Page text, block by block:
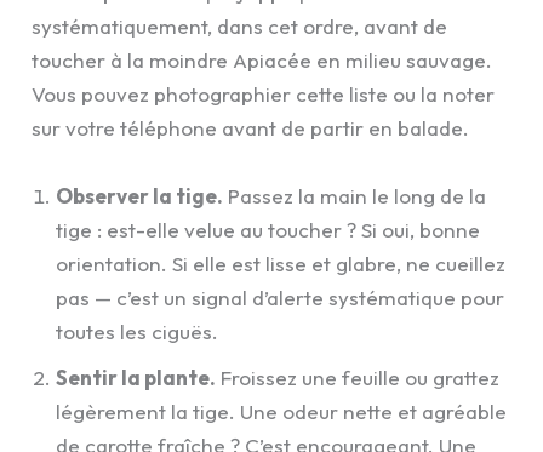
systématiquement, dans cet ordre, avant de
toucher à la moindre Apiacée en milieu sauvage.
Vous pouvez photographier cette liste ou la noter
sur votre téléphone avant de partir en balade.
Observer la tige. Passez la main le long de la
tige : est-elle velue au toucher ? Si oui, bonne
orientation. Si elle est lisse et glabre, ne cueillez
pas — c’est un signal d’alerte systématique pour
toutes les ciguës.
Sentir la plante. Froissez une feuille ou grattez
légèrement la tige. Une odeur nette et agréable
de carotte fraîche ? C’est encourageant. Une